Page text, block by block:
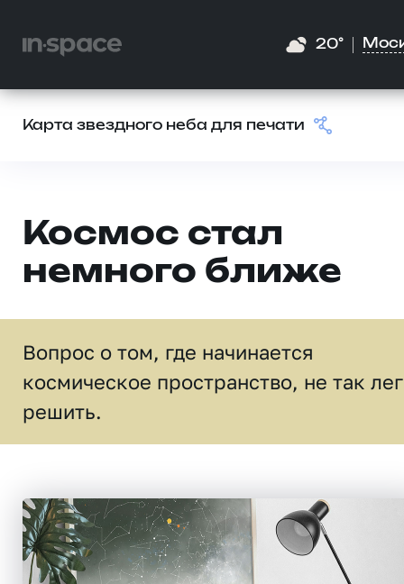
20°
Карта звездного неба для печати
Космос стал
немного ближе
Вопрос о том, где начинается
космическое пространство, не так
решить.